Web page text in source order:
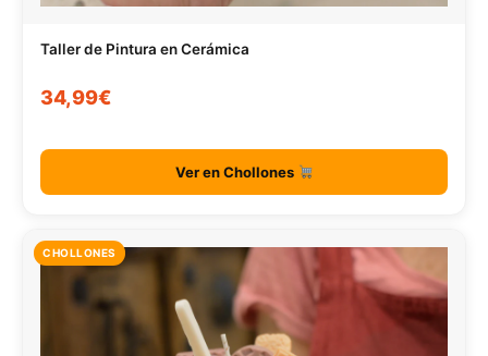
Taller de Pintura en Cerámica
34,99€
Ver en Chollones
CHOLLONES